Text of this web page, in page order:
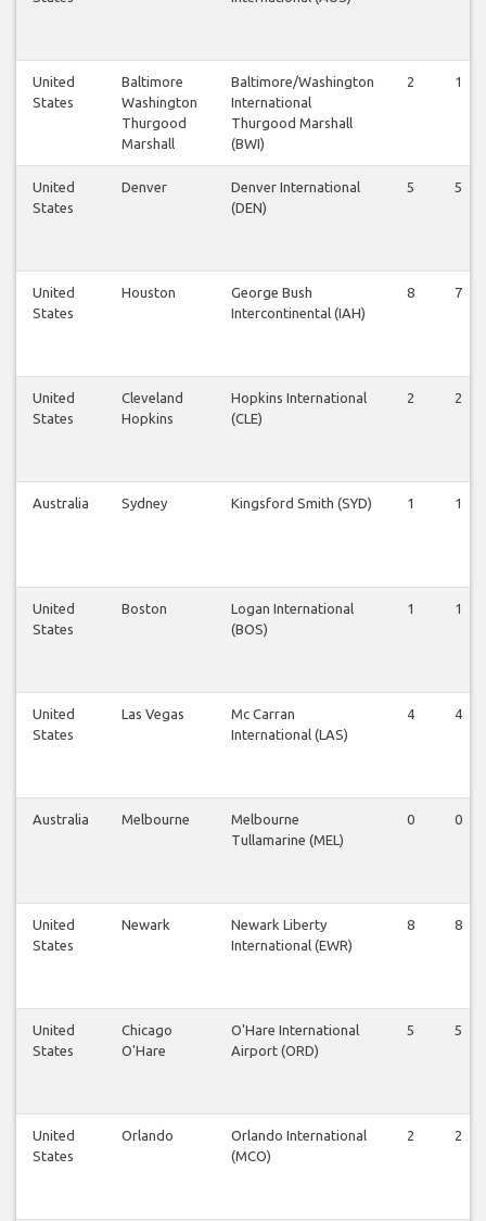
United
States
Baltimore
Washington
Thurgood
Marshall
Baltimore/Washington
International
Thurgood Marshall
(BWI)
2 1
United
States
Denver
Denver International
(DEN)
5 5
United
States
Houston
George Bush
Intercontinental (IAH)
8 7
United
States
Cleveland
Hopkins
Hopkins International
(CLE)
2 2
Australia Sydney Kingsford Smith (SYD) 1 1
United
States
Boston
Logan International
(BOS)
1 1
United
States
Las Vegas
Mc Carran
International (LAS)
4 4
Australia Melbourne
Melbourne
Tullamarine (MEL)
0 0
United
States
Newark
Newark Liberty
International (EWR)
8 8
United
States
Chicago
O'Hare
O'Hare International
Airport (ORD)
5 5
United
States
Orlando
Orlando International
(MCO)
2 2